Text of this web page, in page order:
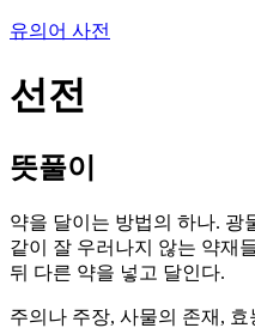
유의어 사전
선전
뜻풀이
약을 달이는 방법의 하나. 광
같이 잘 우러나지 않는 약재
뒤 다른 약을 넣고 달인다.
주의나 주장, 사물의 존재,